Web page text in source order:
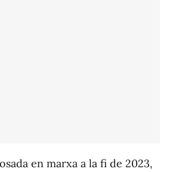
en marxa a la fi de 2023,